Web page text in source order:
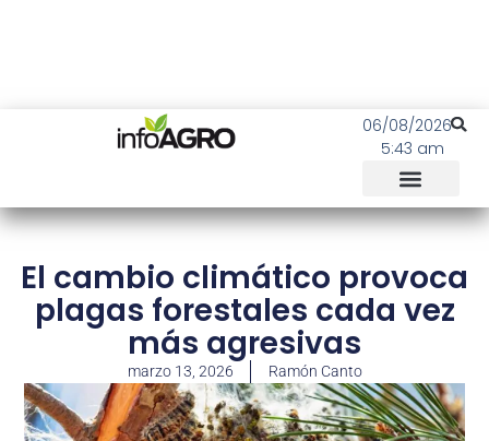
06/08/2026
5:43 am
El cambio climático provoca
plagas forestales cada vez
más agresivas
marzo 13, 2026 Ramón Canto